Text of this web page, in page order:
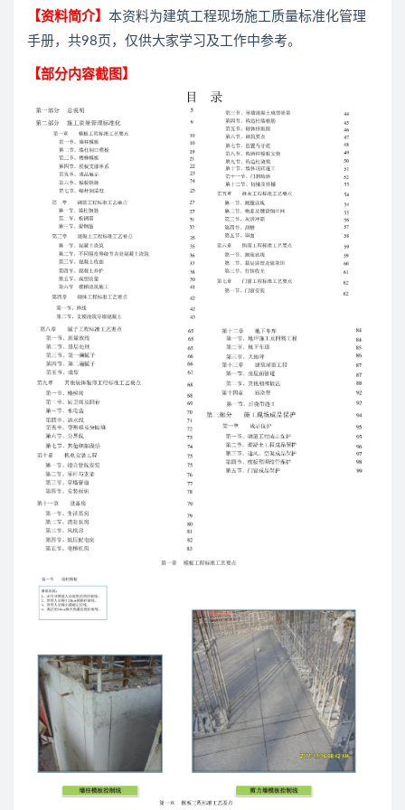
【资料简介】 本资料为建筑工程现场施工质量标准化管理
手册，共98页，仅供大家学习及工作中参考。
【部分内容截图】